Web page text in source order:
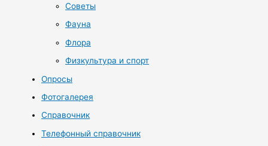
Советы
Фауна
Флора
Физкультура и спорт
Опросы
Фотогалерея
Справочник
Телефонный справочник